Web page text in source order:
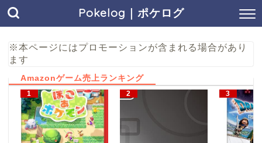
Pokelog｜ポケログ
※本ページにはプロモーションが含まれる場合があり
ます
Amazonゲーム売上ランキング